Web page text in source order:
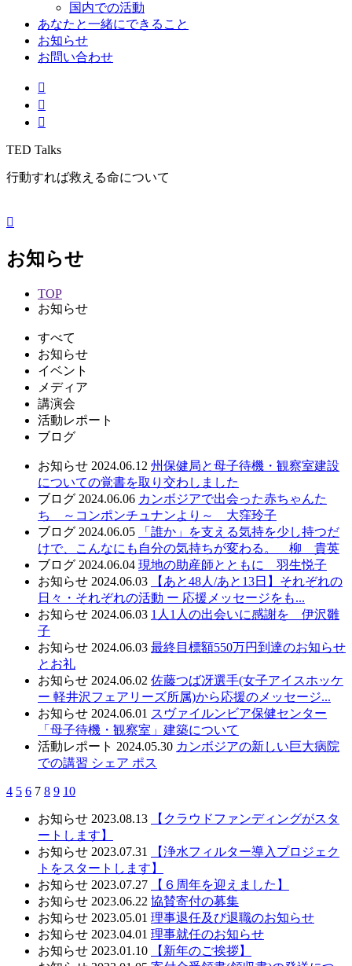
国内での活動
あなたと一緒にできること
お知らせ
お問い合わせ
TED Talks
行動すれば救える命について
お知らせ
TOP
お知らせ
すべて
お知らせ
イベント
メディア
講演会
活動レポート
ブログ
お知らせ 2024.06.12 州保健局と母子待機・観察室建設
についての覚書を取り交わしました
ブログ 2024.06.06 カンボジアで出会った赤ちゃんた
ち ～コンポンチュナンより～ 大窪玲子
ブログ 2024.06.05
「誰か」を支える気持を少し持つだ
けで、こんなにも自分の気持ちが変わる。 柳 貴英
ブログ 2024.06.04 現地の助産師とともに 羽生悦子
お知らせ 2024.06.03
【あと48人/あと13日】それぞれの
日々・それぞれの活動 ー 応援メッセージをも...
お知らせ 2024.06.03 1人1人の出会いに感謝を 伊沢雛
子
お知らせ 2024.06.03 最終目標額550万円到達のお知らせ
とお礼
お知らせ 2024.06.02 佐藤つば冴選手(女子アイスホッケ
ー 軽井沢フェアリーズ所属)から応援のメッセージ...
お知らせ 2024.06.01 スヴァイルンビア保健センター
「母子待機・観察室」建築について
活動レポート 2024.05.30 カンボジアの新しい巨大病院
での講習 シェア ポス
4 5 6 7 8 9 10
お知らせ 2023.08.13
【クラウドファンディングがスタ
ートします】
お知らせ 2023.07.31
【浄水フィルター導入プロジェク
トをスタートします】
お知らせ 2023.07.27
【６周年を迎えました】
お知らせ 2023.06.22 協賛寄付の募集
お知らせ 2023.05.01 理事退任及び退職のお知らせ
お知らせ 2023.04.01 理事就任のお知らせ
お知らせ 2023.01.10
【新年のご挨拶】